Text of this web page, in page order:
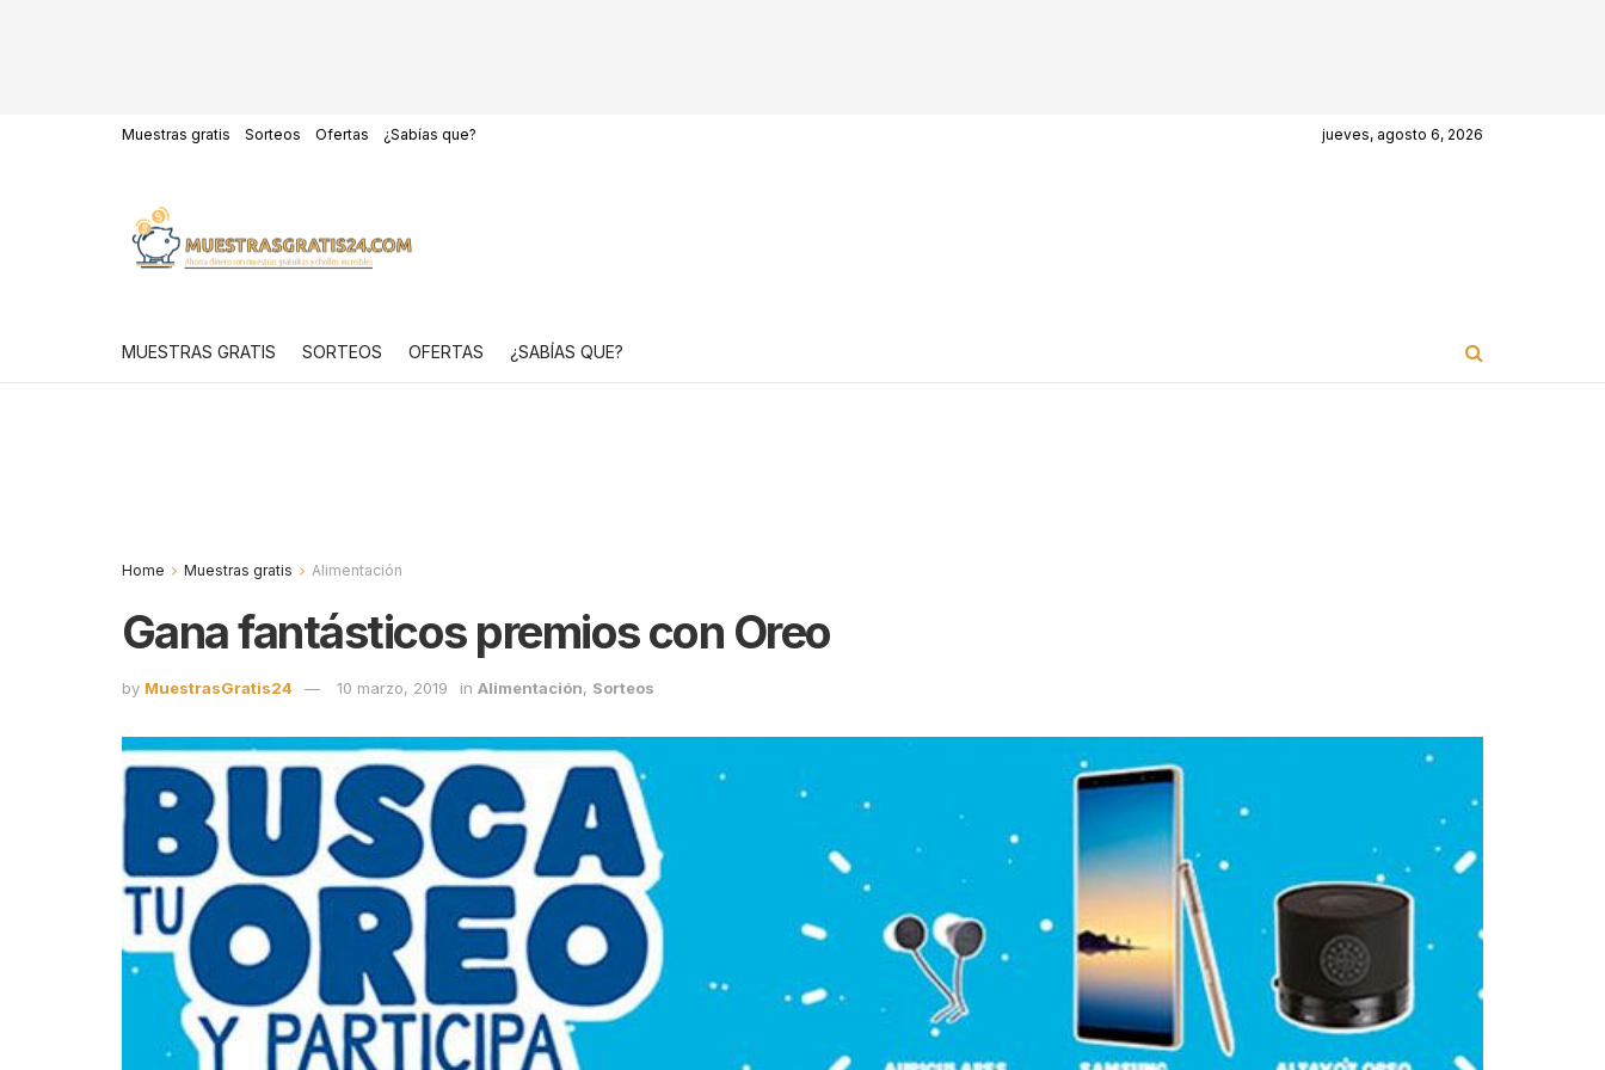
Muestras gratis Sorteos Ofertas ¿Sabías que? jueves, agosto 6, 2026
MUESTRAS GRATIS SORTEOS OFERTAS ¿SABÍAS QUE?
Home Muestras gratis Alimentación
Gana fantásticos premios con Oreo
by MuestrasGratis24 10 marzo, 2019 in Alimentación, Sorteos